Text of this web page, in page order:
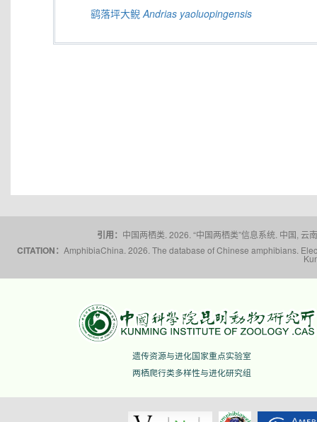
鹞落坪大鲵Andrias yaoluopingensis
引用： 中国两栖类. 2026. “中国两栖类”信息系统. 中国,
CITATION： AmphibiaChina. 2026. The database of Chinese amphibians.
遗传资源与进化国家重点实验室
两栖爬行类多样性与进化研究组